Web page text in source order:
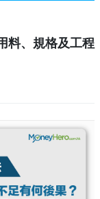
料、規格及工程